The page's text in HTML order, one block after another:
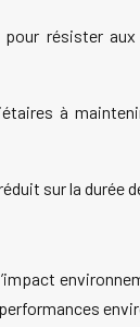
résister
à
sur la durée